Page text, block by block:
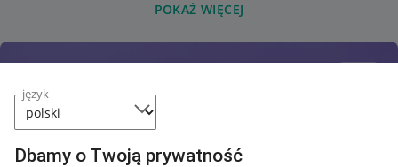
język
Dbamy o Twoją prywatność
POKAŻ WIĘCEJ